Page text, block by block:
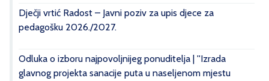
Dječji vrtić Radost – Javni poziv za upis djece za
pedagošku 2026./2027.
Odluka o izboru najpovoljnijeg ponuditelja | ''Izrada
glavnog projekta sanacije puta u naseljenom mjestu